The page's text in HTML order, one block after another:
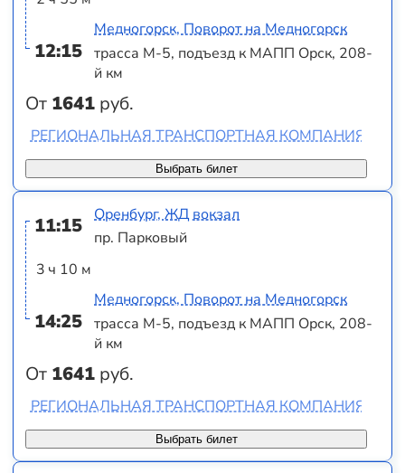
12:15
От 1641 руб.
Медногорск, Поворот на Медногорск
трасса М-5, подъезд к МАПП Орск, 208-
й км
Выбрать билет
РЕГИОНАЛЬНАЯ ТРАНСПОРТНАЯ КОМПАНИЯ 2000
11:15
3 ч 10 м
14:25
От 1641 руб.
Оренбург, ЖД вокзал
пр. Парковый
Медногорск, Поворот на Медногорск
трасса М-5, подъезд к МАПП Орск, 208-
й км
Выбрать билет
РЕГИОНАЛЬНАЯ ТРАНСПОРТНАЯ КОМПАНИЯ 2000